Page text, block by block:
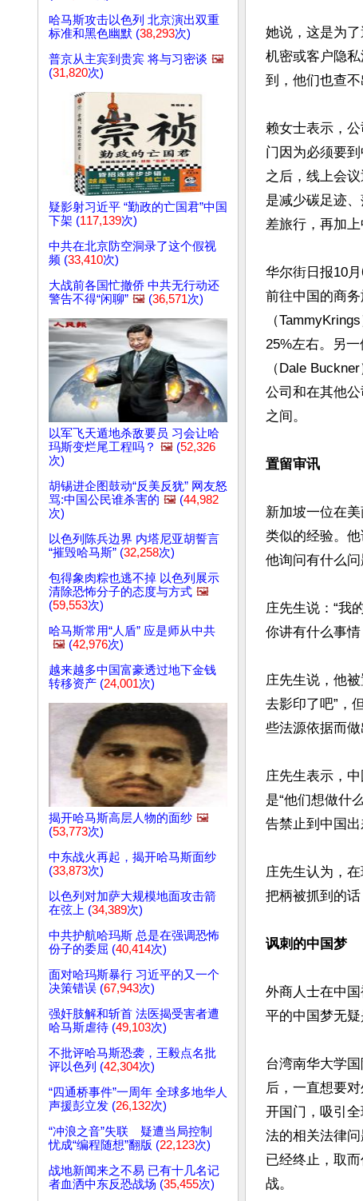
哈马斯攻击以色列 北京演出双重
标准和黑色幽默 (38,293次)
普京从主宾到贵宾 将与习密谈 🖼️
(31,820次)
疑影射习近平 “勤政的亡国君”中国
下架 (117,139次)
中共在北京防空洞录了这个假视
频 (33,410次)
大战前各国忙撤侨 中共无行动还
警告不得“闲聊” 🖼️ (36,571次)
以军飞天遁地杀敌要员 习会让哈
玛斯变烂尾工程吗？ 🖼️ (52,326
次)
胡锡进企图鼓动“反美反犹” 网友怒
骂:中国公民谁杀害的 🖼️ (44,982
次)
以色列陈兵边界 内塔尼亚胡誓言
“摧毁哈马斯” (32,258次)
包得象肉粽也逃不掉 以色列展示
清除恐怖分子的态度与方式 🖼️
(59,553次)
哈马斯常用“人盾” 应是师从中共
🖼️ (42,976次)
越来越多中国富豪透过地下金钱
转移资产 (24,001次)
揭开哈马斯高层人物的面纱 🖼️
(53,773次)
中东战火再起，揭开哈马斯面纱
(33,873次)
以色列对加萨大规模地面攻击箭
在弦上 (34,389次)
中共护航哈玛斯 总是在强调恐怖
份子的委屈 (40,414次)
面对哈玛斯暴行 习近平的又一个
决策错误 (67,943次)
强奸肢解和斩首 法医揭受害者遭
哈马斯虐待 (49,103次)
不批评哈马斯恐袭，王毅点名批
评以色列 (42,304次)
“四通桥事件”一周年 全球多地华人
声援彭立发 (26,132次)
“冲浪之音”失联 疑遭当局控制
忧成“编程随想”翻版 (22,123次)
战地新闻来之不易 已有十几名记
者血洒中东反恐战场 (35,455次)
她说，这是为
机密或客户隐
到，他们也查不
赖女士表示，
门因为必须要
之后，线上会
是减少碳足迹
差旅行，再加
华尔街日报10
前往中国的商
（
25%左右。另
（Dale
公司和在其他
之间。
置留审讯
新加坡一位在
类似的经验。
他询问有什么问
庄先生说：“我
你讲有什么事
庄先生说，他
去影印了吧”，
些法源依据而做
庄先生表示，中
是“他们想做什
告禁止到中国
庄先生认为，
把柄被抓到的
讽刺的中国梦
外商人士在中
平的中国梦无疑
台湾南华大学
后，一直想要
开国门，吸引
法的相关法律
已经终止，取
战。